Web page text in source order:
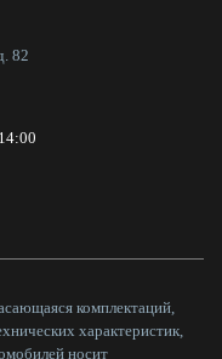
82
комплектаций,
характеристик,
носит